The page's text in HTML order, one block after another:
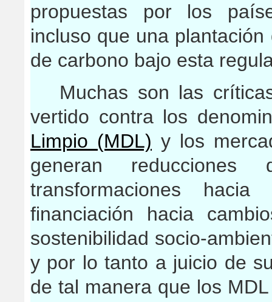
propuestas por los
incluso que una
de carbono bajo esta
Muchas son las
vertido contra los
Limpio (MDL) y los
generan
transformaciones
financiación hacia
sostenibilidad socio-
y por lo tanto a juicio de
de tal manera que los